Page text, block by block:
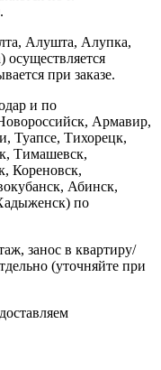
Алушта, Алупка,
осуществляется
при заказе.
и по
Армавир,
Туапсе, Тихорецк,
Тимашевск,
Кореновск,
Абинск,
по
занос в квартиру/
(уточняйте при